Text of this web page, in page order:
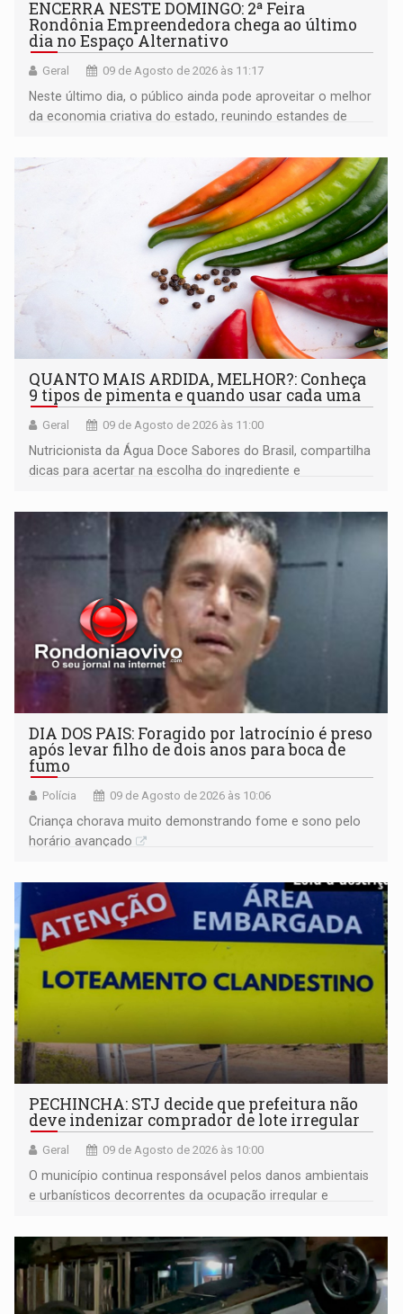
ENCERRA NESTE DOMINGO: 2ª Feira
Rondônia Empreendedora chega ao último
dia no Espaço Alternativo
Geral 09 de Agosto de 2026 às 11:17
Neste último dia, o público ainda pode aproveitar o melhor
da economia criativa do estado, reunindo estandes de
QUANTO MAIS ARDIDA, MELHOR?: Conheça
9 tipos de pimenta e quando usar cada uma
Geral 09 de Agosto de 2026 às 11:00
Nutricionista da Água Doce Sabores do Brasil, compartilha
dicas para acertar na escolha do ingrediente e
DIA DOS PAIS: Foragido por latrocínio é preso
após levar filho de dois anos para boca de
fumo
Polícia 09 de Agosto de 2026 às 10:06
Criança chorava muito demonstrando fome e sono pelo
horário avançado
PECHINCHA: STJ decide que prefeitura não
deve indenizar comprador de lote irregular
Geral 09 de Agosto de 2026 às 10:00
O município continua responsável pelos danos ambientais
e urbanísticos decorrentes da ocupação irregular e